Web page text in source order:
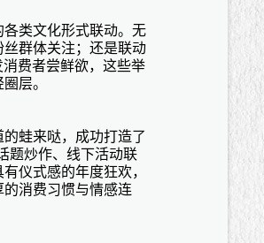
类文化形式联动。无
群体关注；还是联动
费者尝鲜欲，这些举
层。
蛙来哒，成功打造了
题炒作、线下活动联
仪式感的年度狂欢，
消费习惯与情感连